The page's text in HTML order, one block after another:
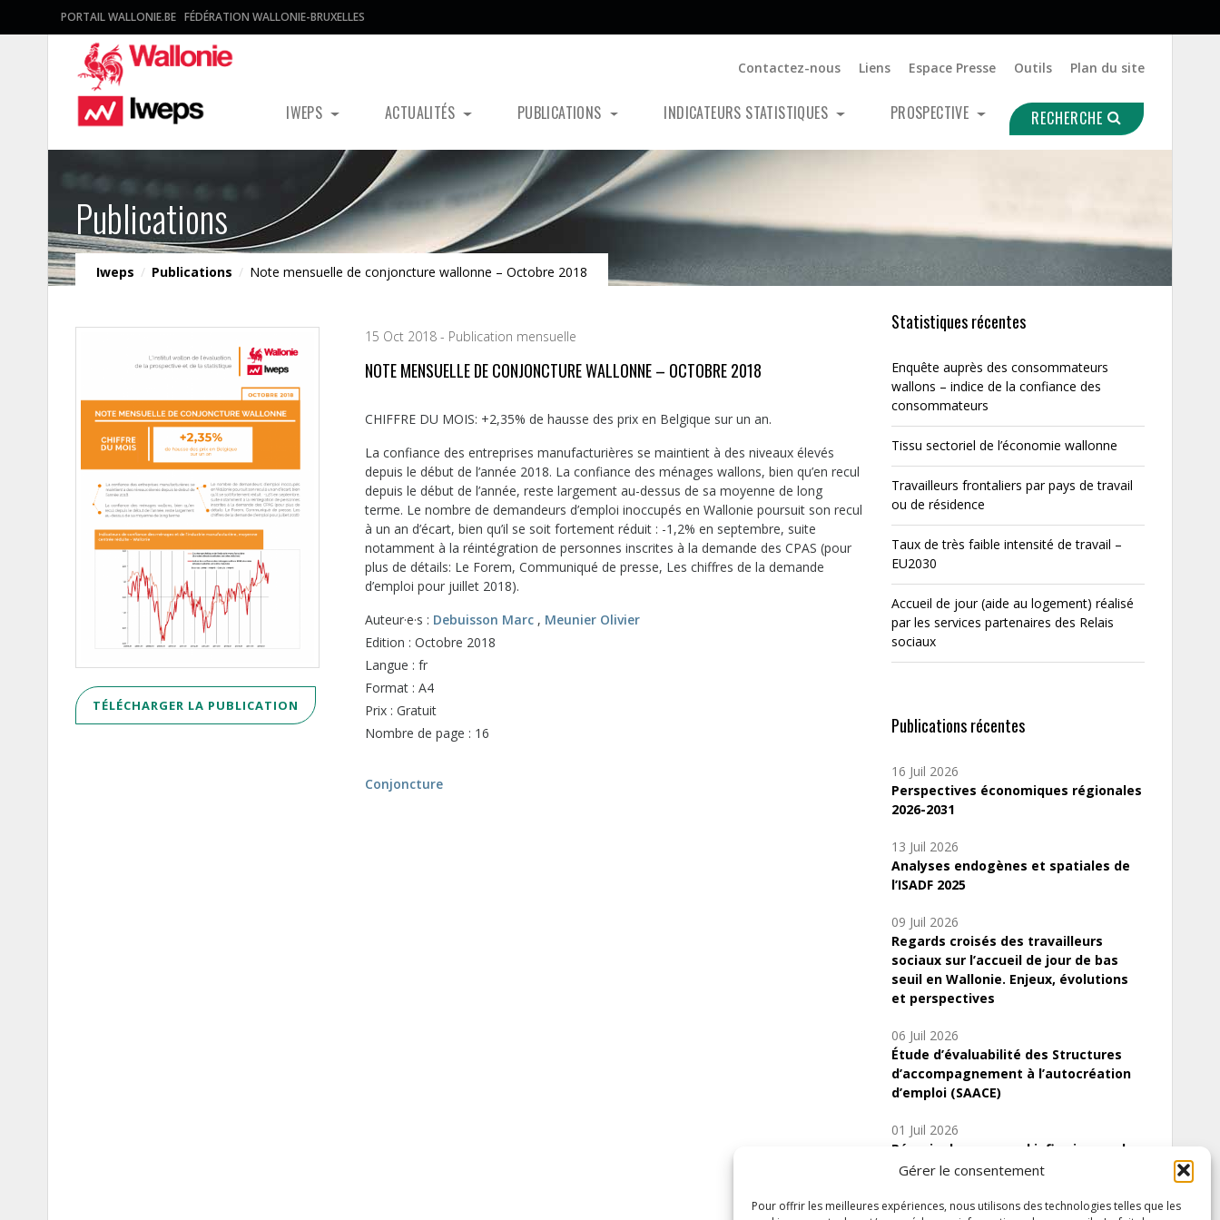
Gérer le consentement
Pour offrir les meilleures expériences, nous utilisons des technologies telles que les
PORTAIL WALLONIE.BE FÉDÉRATION WALLONIE-BRUXELLES
Contactez-nous Liens Espace Presse Outils Plan du site
IWEPS ACTUALITÉS PUBLICATIONS INDICATEURS STATISTIQUES PROSPECTIVE RECHERCHE
Publications
Iweps / Publications / Note mensuelle de conjoncture wallonne – Octobre 2018
TÉLÉCHARGER LA PUBLICATION
15 Oct 2018 - Publication mensuelle
NOTE MENSUELLE DE CONJONCTURE WALLONNE – OCTOBRE 2018
CHIFFRE DU MOIS: +2,35% de hausse des prix en Belgique sur un an.
La confiance des entreprises manufacturières se maintient à des niveaux élevés
depuis le début de l’année 2018. La confiance des ménages wallons, bien qu’en recul
depuis le début de l’année, reste largement au-dessus de sa moyenne de long
terme. Le nombre de demandeurs d’emploi inoccupés en Wallonie poursuit son recul
à un an d’écart, bien qu’il se soit fortement réduit : -1,2% en septembre, suite
notamment à la réintégration de personnes inscrites à la demande des CPAS (pour
plus de détails: Le Forem, Communiqué de presse, Les chiffres de la demande
d’emploi pour juillet 2018).
Auteur·e·s : Debuisson Marc , Meunier Olivier
Edition : Octobre 2018
Langue : fr
Format : A4
Prix : Gratuit
Nombre de page : 16
Conjoncture
Statistiques récentes
Enquête auprès des consommateurs
wallons – indice de la confiance des
consommateurs
Tissu sectoriel de l’économie wallonne
Travailleurs frontaliers par pays de travail
ou de résidence
Taux de très faible intensité de travail –
EU2030
Accueil de jour (aide au logement) réalisé
par les services partenaires des Relais
sociaux
Publications récentes
16 Juil 2026
Perspectives économiques régionales
2026-2031
13 Juil 2026
Analyses endogènes et spatiales de
l’ISADF 2025
09 Juil 2026
Regards croisés des travailleurs
sociaux sur l’accueil de jour de bas
seuil en Wallonie. Enjeux, évolutions
et perspectives
06 Juil 2026
Étude d’évaluabilité des Structures
d’accompagnement à l’autocréation
d’emploi (SAACE)
01 Juil 2026
Pénurie du personnel infirmier :quels
indicateurs d’offre de soins pour